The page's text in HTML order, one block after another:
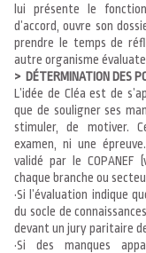
lui présente le
d’accord, ouvre son
prendre le temps de
autre organisme
> DÉTERMINATION DES
L’idée de Cléa est de
que de souligner ses
stimuler, de motiver.
examen, ni une
validé par le
chaque branche ou
•Si l’évaluation indique
du socle de
devant un jury paritaire
•Si des manques